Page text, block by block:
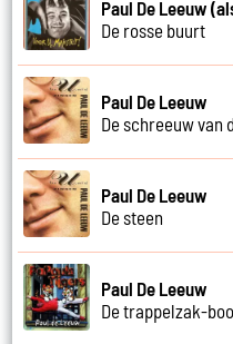
Paul De Leeuw
De rosse buurt
Paul De Leeuw
De schreeuw van
Paul De Leeuw
De steen
Paul De Leeuw
De trappelzak-